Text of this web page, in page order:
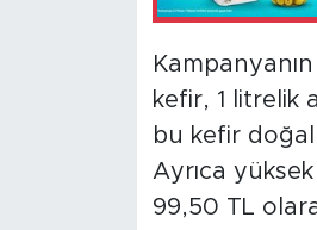
kefir, 1 litrelik
bu kefir
Ayrıca
99,50 TL